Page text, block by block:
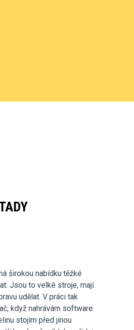
širokou nabídku těžké
Jsou to velké stroje, mají
udělat. V práci tak
když nahrávám software
stojím před jinou